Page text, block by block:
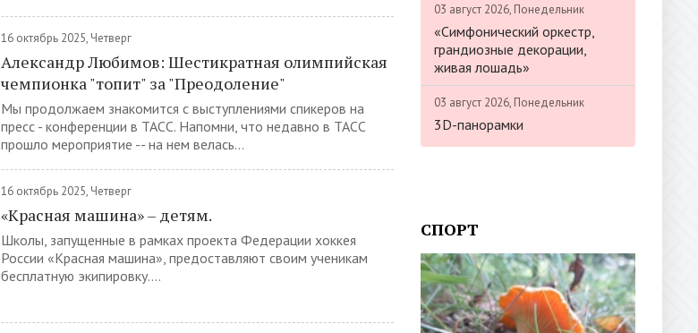
16 октябрь 2025, Четверг
Александр Любимов: Шестикратная олимпийская
чемпионка "топит" за "Преодоление"
Мы продолжаем знакомится с выступлениями спикеров на
пресс - конференции в ТАСС. Напомни, что недавно в ТАСС
прошло мероприятие -- на нем велась...
16 октябрь 2025, Четверг
«Красная машина» – детям.
Школы, запущенные в рамках проекта Федерации хоккея
России «Красная машина», предоставляют своим ученикам
бесплатную экипировку....
03 август 2026, Понедельник
«Симфонический оркестр,
грандиозные декорации,
живая лошадь»
03 август 2026, Понедельник
3D-панорамки
СПОРТ